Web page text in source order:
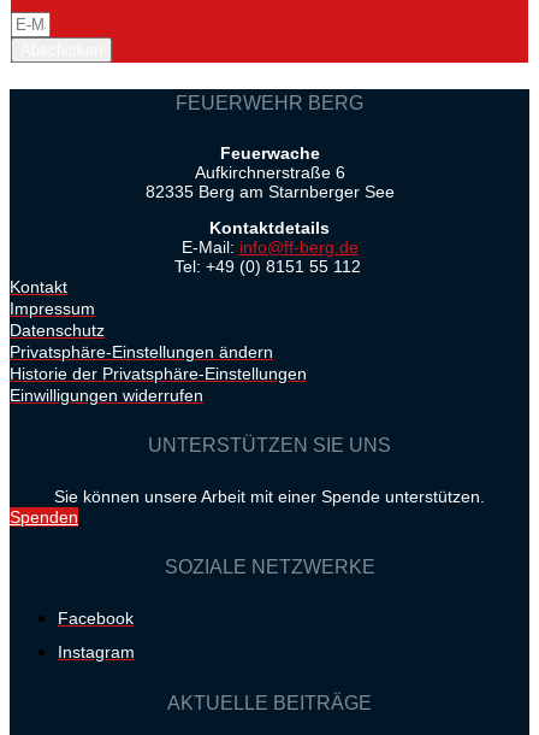
FEUERWEHR BERG
Feuerwache
Aufkirchnerstraße 6
82335 Berg am Starnberger See
Kontaktdetails
E-Mail: info@ff-berg.de
Tel: +49 (0) 8151 55 112
Kontakt
Impressum
Datenschutz
Privatsphäre-Einstellungen ändern
Historie der Privatsphäre-Einstellungen
Einwilligungen widerrufen
UNTERSTÜTZEN SIE UNS
Sie können unsere Arbeit mit einer Spende unterstützen.
Spenden
SOZIALE NETZWERKE
Facebook
Instagram
AKTUELLE BEITRÄGE